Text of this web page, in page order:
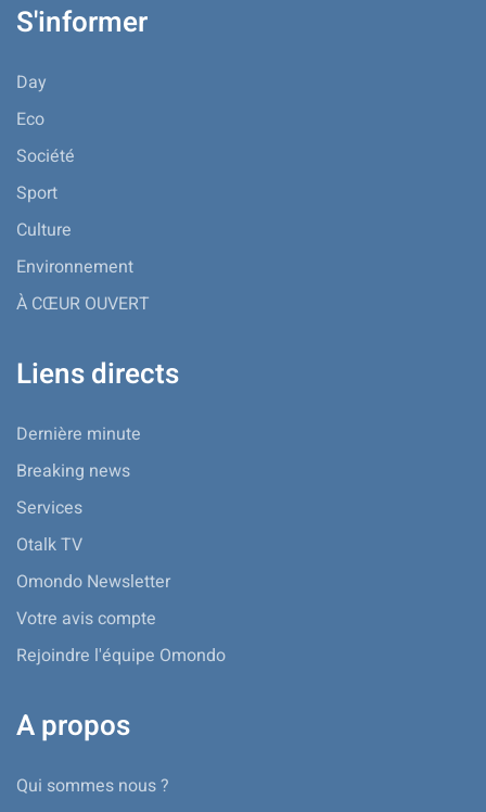
S'informer
Day
Eco
Société
Sport
Culture
Environnement
À CŒUR OUVERT
Liens directs
Dernière minute
Breaking news
Services
Otalk TV
Omondo Newsletter
Votre avis compte
Rejoindre l'équipe Omondo
A propos
Qui sommes nous ?